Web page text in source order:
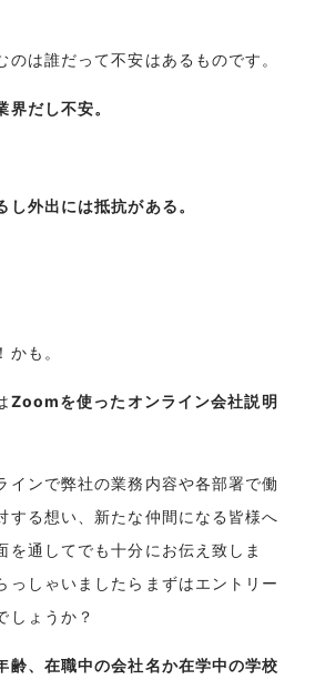
のは誰だって不安はあるものです。
界だし不安。
し外出には抵抗がある。
も。
Zoomを使ったオンライン会社説明
インで弊社の業務内容や各部署で働
する想い、新たな仲間になる皆様へ
を通してでも十分にお伝え致しま
っしゃいましたらまずはエントリー
しょうか？
齢、在職中の会社名か在学中の学校